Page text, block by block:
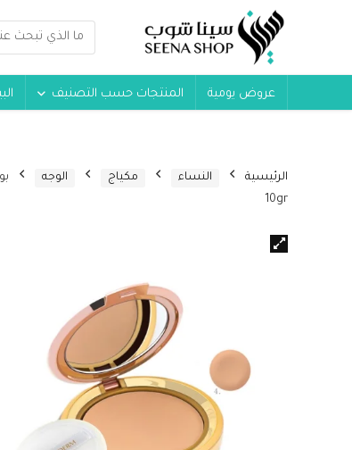
عروض يومية المنتجات حسب التصنيف
الرئيسية النساء مكياج الوجه
10gr